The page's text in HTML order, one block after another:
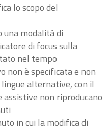
lo scopo del
una modalità di
di focus sulla
nel tempo
non è specificata e non
alternative, con il
assistive non riproducano
in cui la modifica di